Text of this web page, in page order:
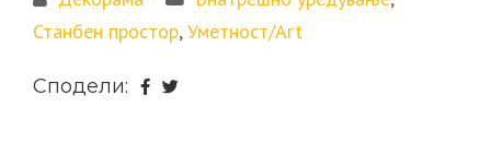
Станбен простор, Уметност/Art
Сподели: